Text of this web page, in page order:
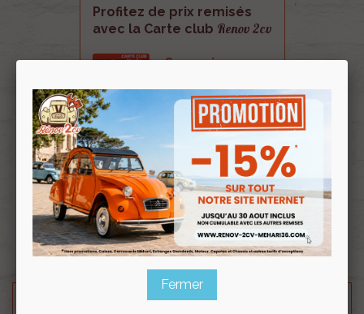
Profitez de prix remisés
avec la Carte club Renov 2cv
Souscrire
Boitier 4 Mélodies pour avertisseur 12 volts?.
Prévoir 2 avertisseurs référence 000922.
Permet de varier le son de votre avertisseur.
Une position permet de rester en mode avertisseur
standard.
Fermer